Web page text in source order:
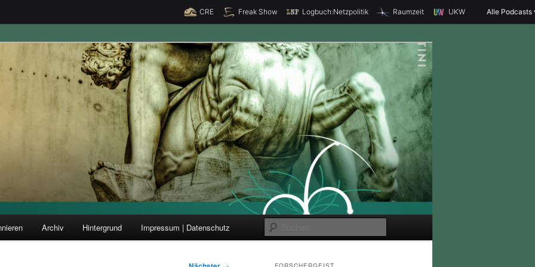
CRE Freak Show Logbuch:Netzpolitik Raumzeit UKW Alle Podcasts
und Forschung
u
Archiv Hintergrund Impressum | Datenschutz